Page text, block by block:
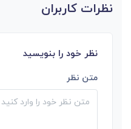
نظرات کاربران
نظر خود را بنویسید
متن نظر